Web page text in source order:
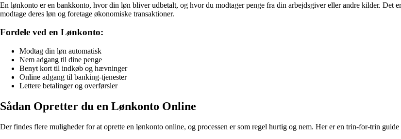
En lønkonto er en bankkonto, hvor din løn bliver udbetalt, og hvor du modtager penge fra din arbejdsgiver eller andre kilder. Det
modtage deres løn og foretage økonomiske transaktioner.
Fordele ved en Lønkonto:
Modtag din løn automatisk
Nem adgang til dine penge
Benyt kort til indkøb og hævninger
Online adgang til banking-tjenester
Lettere betalinger og overførsler
Sådan Opretter du en Lønkonto Online
Der findes flere muligheder for at oprette en lønkonto online, og processen er som regel hurtig og nem. Her er en trin-for-trin